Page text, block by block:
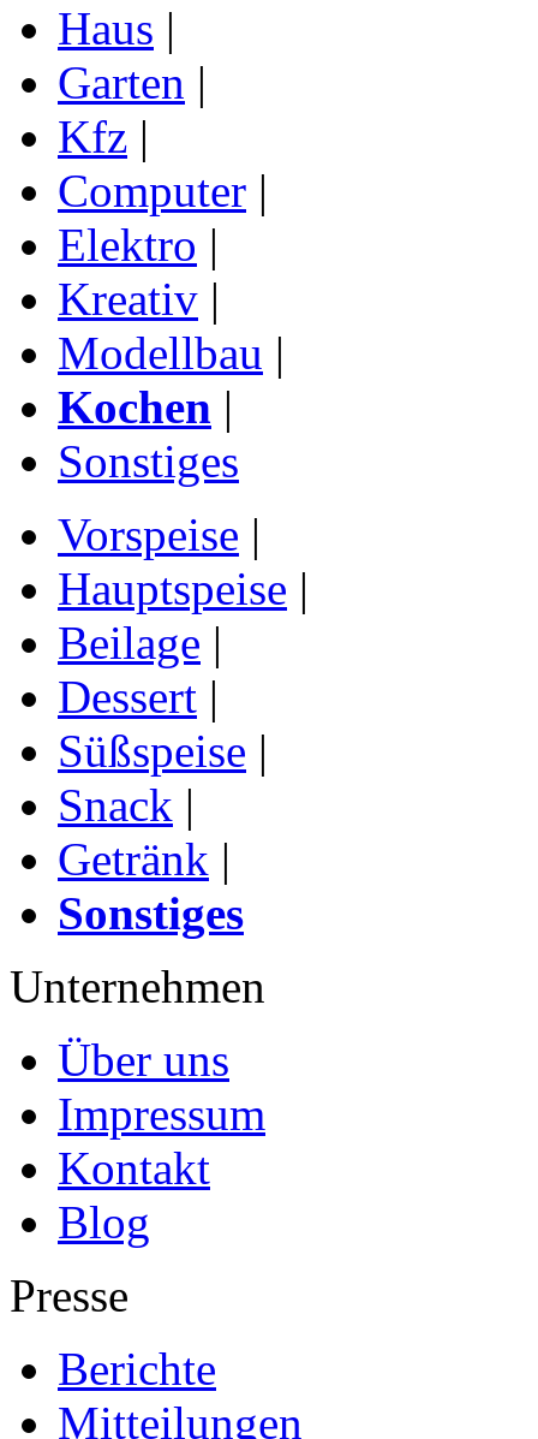
Haus |
Garten |
Kfz |
Computer |
Elektro |
Kreativ |
Modellbau |
Kochen |
Sonstiges
Vorspeise |
Hauptspeise |
Beilage |
Dessert |
Süßspeise |
Snack |
Getränk |
Sonstiges
Unternehmen
Über uns
Impressum
Kontakt
Blog
Presse
Berichte
Mitteilungen